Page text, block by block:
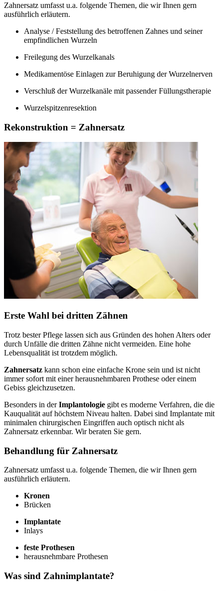
Zahnersatz umfasst u.a. folgende Themen, die wir Ihnen gern
ausführlich erläutern.
Analyse / Feststellung des betroffenen Zahnes und seiner
empfindlichen Wurzeln
Freilegung des Wurzelkanals
Medikamentöse Einlagen zur Beruhigung der Wurzelnerven
Verschluß der Wurzelkanäle mit passender Füllungstherapie
Wurzelspitzenresektion
Rekonstruktion = Zahnersatz
Erste Wahl bei dritten Zähnen
Trotz bester Pflege lassen sich aus Gründen des hohen Alters oder
durch Unfälle die dritten Zähne nicht vermeiden. Eine hohe
Lebensqualität ist trotzdem möglich.
Zahnersatz kann schon eine einfache Krone sein und ist nicht
immer sofort mit einer herausnehmbaren Prothese oder einem
Gebiss gleichzusetzen.
Besonders in derImplantologie gibt es moderne Verfahren, die die
Kauqualität auf höchstem Niveau halten. Dabei sind Implantate mit
minimalen chirurgischen Eingriffen auch optisch nicht als
Zahnersatz erkennbar. Wir beraten Sie gern.
Behandlung für Zahnersatz
Zahnersatz umfasst u.a. folgende Themen, die wir Ihnen gern
ausführlich erläutern.
Kronen
Brücken
Implantate
Inlays
feste Prothesen
herausnehmbare Prothesen
Was sind Zahnimplantate?